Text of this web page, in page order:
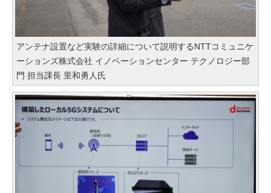
アンテナ設置など実験の詳細について説明するNTTコミュニケ
ーションズ株式会社 イノベーションセンター テクノロジー部
門 担当課長 里和勇人氏